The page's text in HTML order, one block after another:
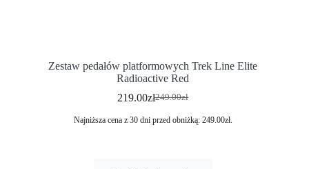
Zestaw pedałów platformowych Trek Line Elite
Radioactive Red
249.00zł
219.00zł
Najniższa cena z 30 dni przed obniżką: 249.00zł.